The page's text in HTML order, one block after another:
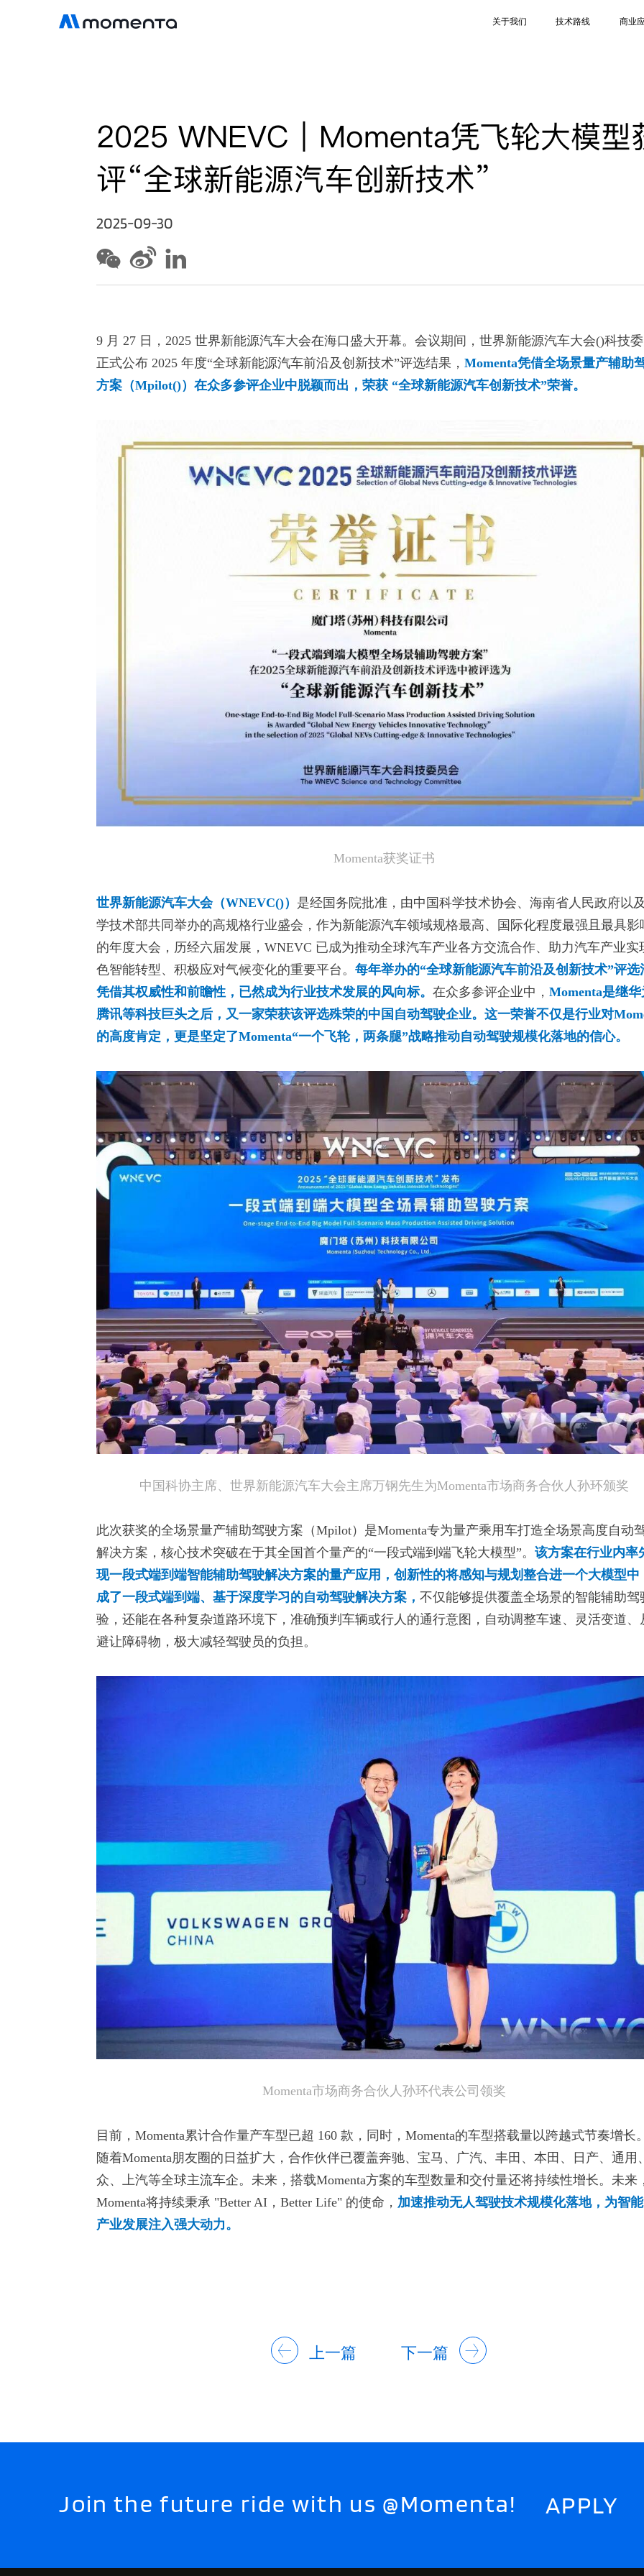
关于我们 技术路线 商业
2025 WNEVC｜Momenta凭飞轮大模型
评“全球新能源汽车创新技术”
2025-09-30
9 月 27 日，2025 世界新能源汽车大会在海口盛大开幕。会议期间，世界新能源汽车大会()科技
正式公布 2025 年度“全球新能源汽车前沿及创新技术”评选结果，Momenta凭借全场景量产辅助
方案（Mpilot()）在众多参评企业中脱颖而出，荣获 “全球新能源汽车创新技术”荣誉。
Momenta获奖证书
世界新能源汽车大会（WNEVC()） 是经国务院批准，由中国科学技术协会、海南省人民政府以
学技术部共同举办的高规格行业盛会，作为新能源汽车领域规格最高、国际化程度最强且最具影
的年度大会，历经六届发展，WNEVC 已成为推动全球汽车产业各方交流合作、助力汽车产业实
色智能转型、积极应对气候变化的重要平台。每年举办的“全球新能源汽车前沿及创新技术”评选
凭借其权威性和前瞻性，已然成为行业技术发展的风向标。在众多参评企业中，Momenta是继
腾讯等科技巨头之后，又一家荣获该评选殊荣的中国自动驾驶企业。这一荣誉不仅是行业对
的高度肯定，更是坚定了Momenta“一个飞轮，两条腿”战略推动自动驾驶规模化落地的信心。
中国科协主席、世界新能源汽车大会主席万钢先生为Momenta市场商务合伙人孙环颁奖
此次获奖的全场景量产辅助驾驶方案（Mpilot）是Momenta专为量产乘用车打造全场景高度自动
解决方案，核心技术突破在于其全国首个量产的“一段式端到端飞轮大模型”。该方案在行业内率
现一段式端到端智能辅助驾驶解决方案的量产应用，创新性的将感知与规划整合进一个大模型中
成了一段式端到端、基于深度学习的自动驾驶解决方案，不仅能够提供覆盖全场景的智能辅助驾
验，还能在各种复杂道路环境下，准确预判车辆或行人的通行意图，自动调整车速、灵活变道、
避让障碍物，极大减轻驾驶员的负担。
Momenta市场商务合伙人孙环代表公司领奖
目前，Momenta累计合作量产车型已超 160 款，同时，Momenta的车型搭载量以跨越式节奏增长
随着Momenta朋友圈的日益扩大，合作伙伴已覆盖奔驰、宝马、广汽、丰田、本田、日产、通用
众、上汽等全球主流车企。未来，搭载Momenta方案的车型数量和交付量还将持续性增长。未来
Momenta将持续秉承 "Better AI，Better Life" 的使命， 加速推动无人驾驶技术规模化落地，为智
产业发展注入强大动力。
上一篇 下一篇
Join the future ride with us @Momenta! APPLY